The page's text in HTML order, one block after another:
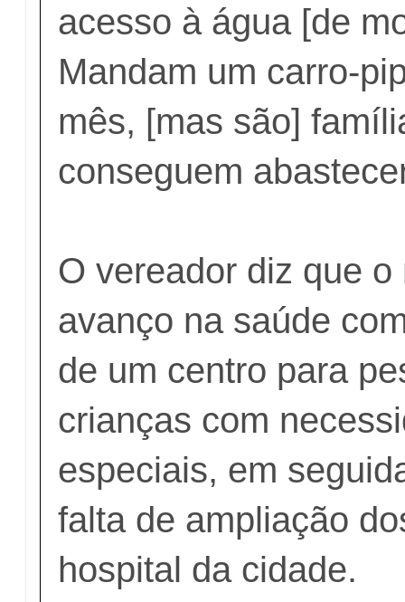
acesso à água [de
Mandam um carro-
mês, [mas são]
conseguem
O vereador diz que
avanço na saúde
de um centro para
crianças com
especiais, em
falta de ampliação
hospital da cidade.